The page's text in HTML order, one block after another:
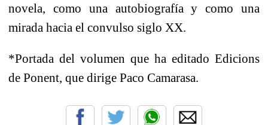
novela, como una autobiografía y como una
mirada hacia el convulso siglo XX.
*Portada del volumen que ha editado Edicions
de Ponent, que dirige Paco Camarasa.